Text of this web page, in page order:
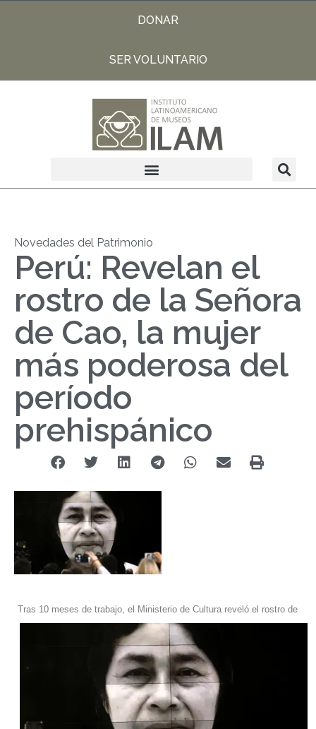
DONAR
SER VOLUNTARIO
Novedades del Patrimonio
Perú: Revelan el
rostro de la Señora
de Cao, la mujer
más poderosa del
período
prehispánico
Tras 10 meses de trabajo, el Ministerio de Cultura reveló el rostro de